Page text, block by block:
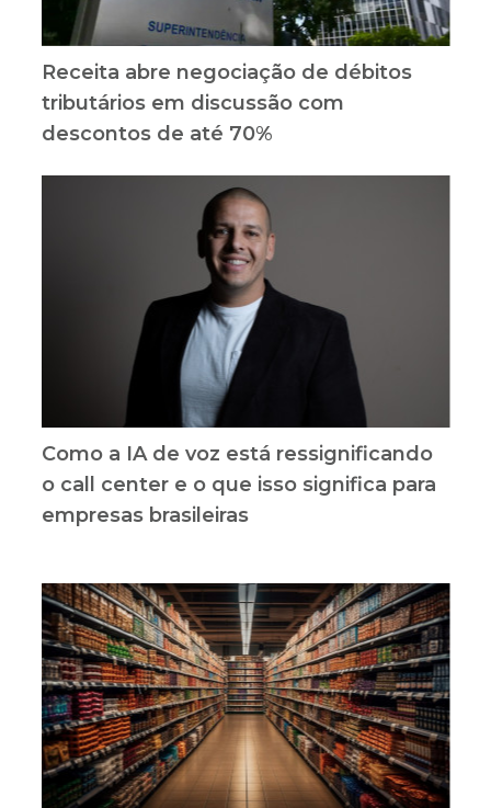
Receita abre negociação de débitos
tributários em discussão com
descontos de até 70%
Como a IA de voz está ressignificando
o call center e o que isso significa para
empresas brasileiras